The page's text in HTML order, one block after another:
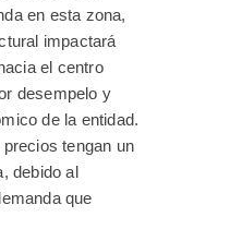
en esta zona,
impactará
el centro
desempelo y
de la entidad.
tengan un
debido al
que